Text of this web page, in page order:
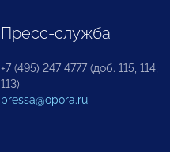
Пресс-служба
+7 (495) 247 4777 (доб. 115, 114,
113)
pressa@opora.ru